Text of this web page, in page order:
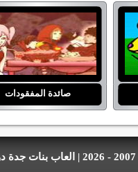
صائدة المفقودات